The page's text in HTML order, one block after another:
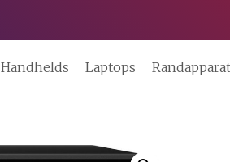
Handhelds Laptops